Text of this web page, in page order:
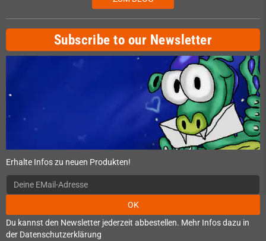
Subscribe to our Newsletter
Erhalte Infos zu neuen Produkten!
OK
Du kannst den Newsletter jederzeit abbestellen. Mehr Infos dazu in
der Datenschutzerklärung